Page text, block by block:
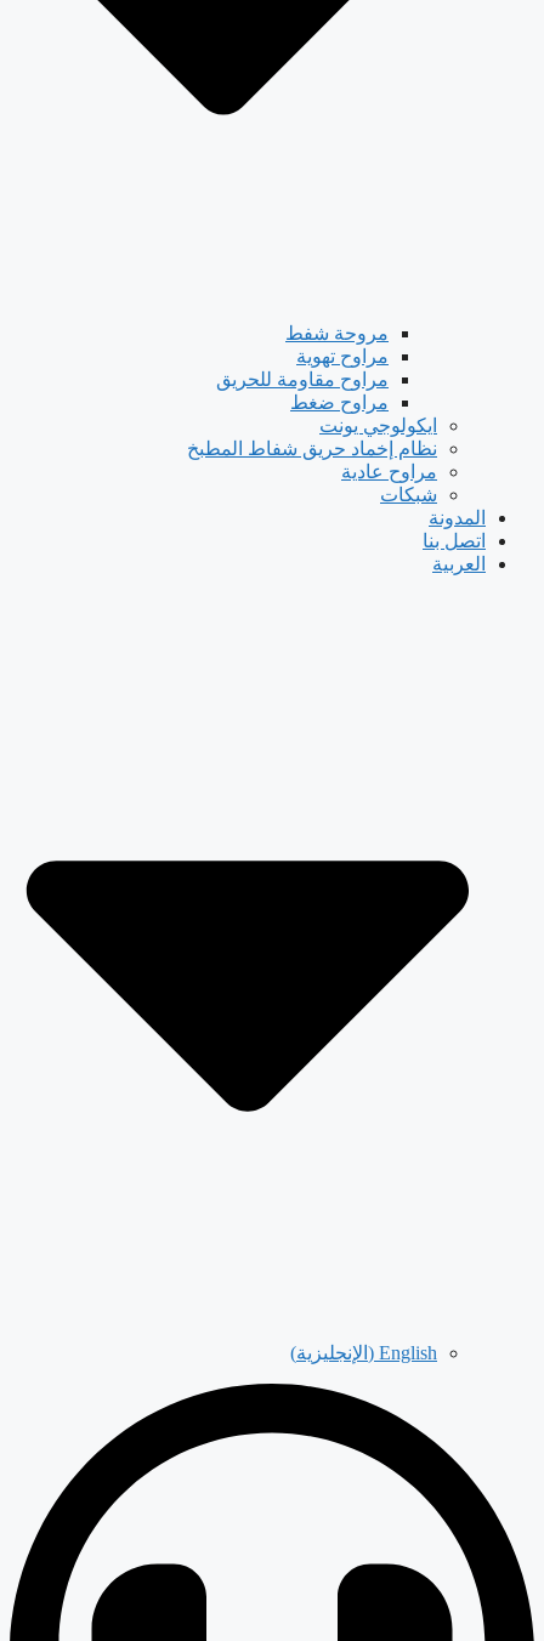
مروحة شفط
مراوح تهوية
مراوح مقاومة للحريق
مراوح ضغط
ايكولوجي يونت
نظام إخماد حريق شفاط المطبخ
مراوح عادية
شبكات
المدونة
اتصل بنا
العربية
English
( الإنجليزية)